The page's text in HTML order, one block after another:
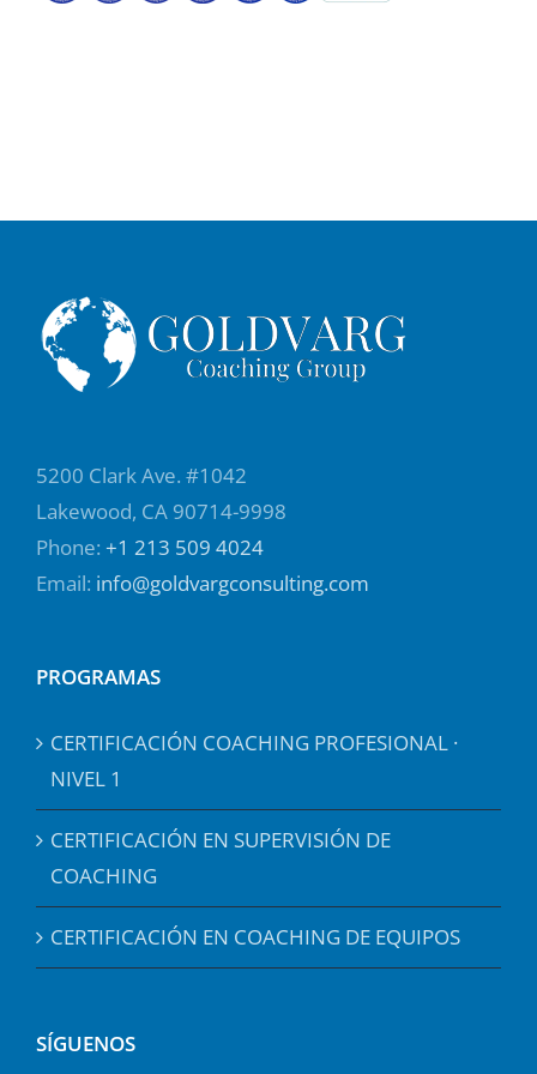
5200 Clark Ave. #1042
Lakewood, CA 90714-9998
Phone: +1 213 509 4024
Email: info@goldvargconsulting.com
PROGRAMAS
CERTIFICACIÓN COACHING PROFESIONAL ·
NIVEL 1
CERTIFICACIÓN EN SUPERVISIÓN DE
COACHING
CERTIFICACIÓN EN COACHING DE EQUIPOS
SÍGUENOS